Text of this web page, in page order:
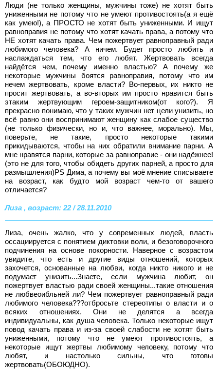
Люди (не только женщины, мужчины тоже) не хотят быть
униженными не потому что не умеют противостоять(а я ещё
как умею!), а ПРОСТО не хотят быть униженными. И ищут
равноправия не потому что хотят качать права, а потому что
НЕ хотят качать права. Чем пожертвует равноправный ради
любимого человека? А ничем. Будет просто любить и
наслаждаться тем, что его любят. Жертвовать всегда
найдётся чем, почему именно властью? А почему же
некоторые мужчины боятся равноправия, потому что им
нечем жертвовать, кроме власти? Во-первых, их никто не
просит жертвовать, а во-вторых им просто нравится быть
этаким жертвующим героем-защитником(от кого?). Я
прекрасно понимаю, что у таких мужчин нет цели унизить, но
всё равно они воспринимают женщину как слабое существо
(не только физически, но и, что важнее, морально). Мы,
поверьте, не такие, просто некоторые такими
прикидываются, чтобы на них обратили внимание парни. А
мне нравятся парни, которые за равноправие - они надёжнее!
(это не для того, чтобы обидеть других парней, а просто для
размышления)PS Дима, а почему вы моё мнение списываете
на возраст, как будто мой возраст чем-то от вашего
отличается?
Лиза , возраст: 22 / 28.11.2010
Лиза, очень жалко, что у современных людей, власть
оссациируется с понятием диктовки воли, и безоговорочного
подчинения на основе покорности. Наверное с возрастом
увидите, что есть и другие виды отношений, которых
захочется, основанные на любви, когда никто никого и не
подумает унизить...Знаете, если мужчина любит, он
пожертвует властью ради своей женщины...такие отношения
не любвеоибльней ли? Чем пожертвует равноправный ради
любимого человека???отбросьте стереотипы о власти и о
всяких отношениях. Они не делятся а всегда
индивидуальны, как душа человека. Только некоторые ищут
повод качать права и из-за своей слабости не хотят быть
униженными, потому что не умеют противостоять, а
некоторые ищут жертвы любимому человеку, потому что
любят, и настолько сильны, что готовы
жертвовать(ОБОЮДНО).